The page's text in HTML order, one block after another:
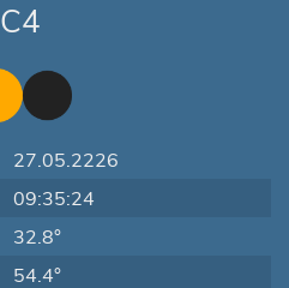
C4
27.05.2226
09:35:24
32.8°
54.4°